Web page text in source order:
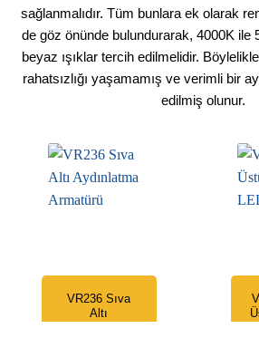
sağlanmalıdır. Tüm bunlara ek olarak
de göz önünde bulundurarak, 4000K ile
beyaz ışıklar tercih edilmelidir.
rahatsızlığı yaşamamış ve verimli bir
edilmiş olunur.
VR236 Sıva
Altı